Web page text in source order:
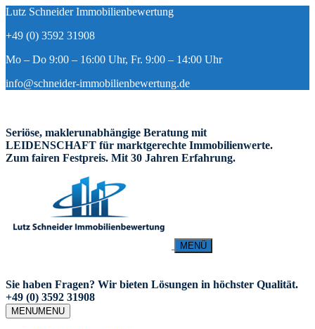
Lutz Schneider Immobilienbewertung
+49 (0) 3592 31908
Mo – Do 9:00 – 16:00 Uhr, Fr. 9:00 – 14:00 Uhr
info@schneider-immobilienbewertung.de
Seriöse, maklerunabhängige Beratung mit
LEIDENSCHAFT für marktgerechte Immobilienwerte.
Zum fairen Festpreis. Mit 30 Jahren Erfahrung.
MENÜ
Sie haben Fragen? Wir bieten Lösungen in höchster Qualität.
+49 (0) 3592 31908
MENUMENU